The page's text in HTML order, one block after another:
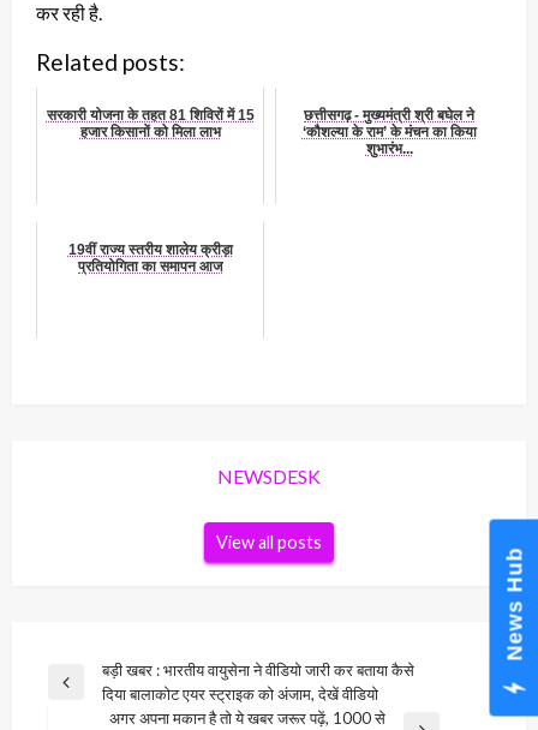
कर रही है.
Related posts:
सरकारी योजना के तहत 81 शिविरों में 15
हजार किसानों को मिला लाभ
छत्तीसगढ़ - मुख्यमंत्री श्री बघेल ने
‘कौशल्या के राम’ के मंचन का किया
शुभारंभ...
19वीं राज्य स्तरीय शालेय क्रीड़ा
प्रतियोगिता का समापन आज
NEWSDESK
View all posts
Post
navigation
Previous
बड़ी खबर : भारतीय वायुसेना ने वीडियो जारी कर बताया कैसे
दिया बालाकोट एयर स्ट्राइक को अंजाम, देखें वीडियो
अगर अपना मकान है तो ये खबर जरूर पढ़ें, 1000 से
News Hub